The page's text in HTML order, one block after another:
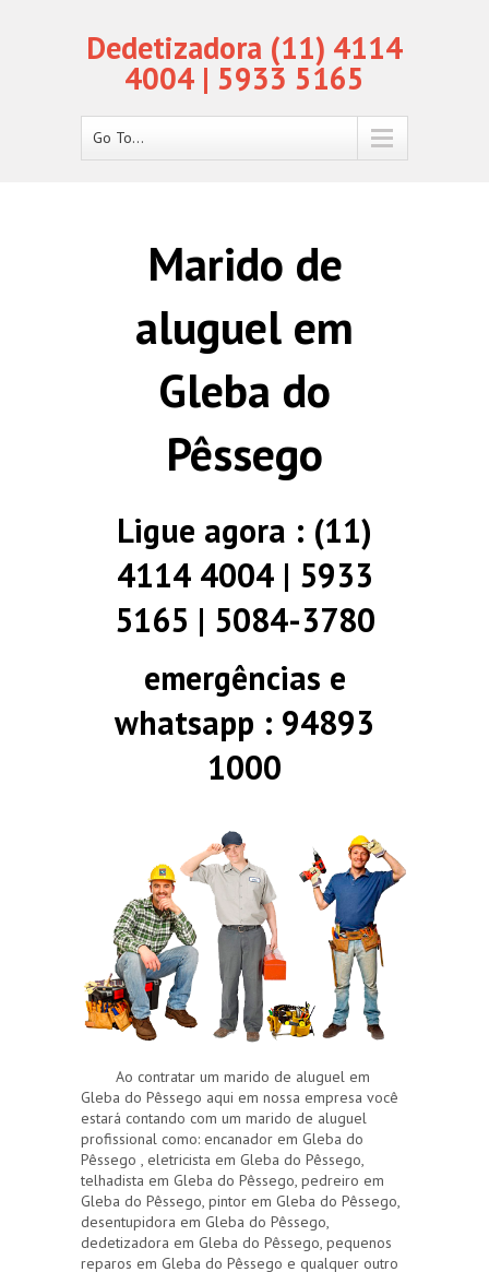
Dedetizadora (11) 4114
4004 | 5933 5165
Go To...
Marido de
aluguel em
Gleba do
Pêssego
Ligue agora : (11)
4114 4004 | 5933
5165 | 5084-3780
emergências e
whatsapp : 94893
1000
Ao contratar um marido de aluguel em
Gleba do Pêssego aqui em nossa empresa você
estará contando com um marido de aluguel
profissional como: encanador em Gleba do
Pêssego , eletricista em Gleba do Pêssego,
telhadista em Gleba do Pêssego, pedreiro em
Gleba do Pêssego, pintor em Gleba do Pêssego,
desentupidora em Gleba do Pêssego,
dedetizadora em Gleba do Pêssego, pequenos
reparos em Gleba do Pêssego e qualquer outro